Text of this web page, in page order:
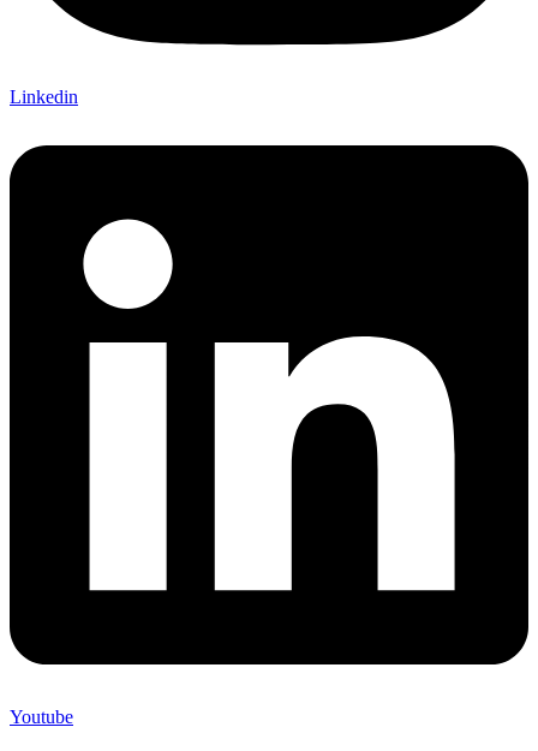
Linkedin
Youtube